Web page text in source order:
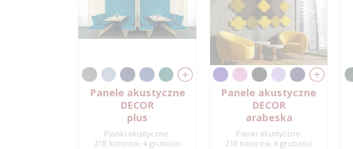
Panele akustyczne
DECOR
plus
Pianki akustyczne:
218 kolorów, 4 grubości
Panele akustyczne
DECOR
arabeska
Pianki akustyczne:
218 kolorów, 6 grubości